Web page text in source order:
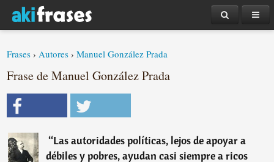
Frases ›Autores ›Manuel González Prada
Frase de Manuel González Prada
“Las autoridades políticas, lejos de apoyar a
débiles y pobres, ayudan casi siempre a ricos